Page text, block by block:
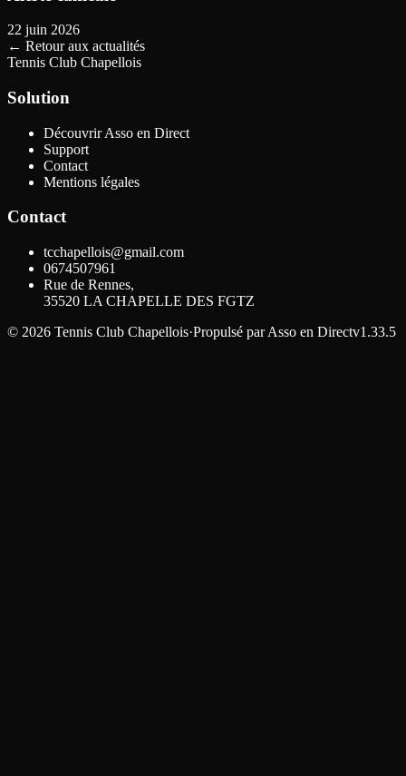
22 juin 2026
← Retour aux actualités
Tennis Club Chapellois
Solution
Découvrir Asso en Direct
Support
Contact
Mentions légales
Contact
tcchapellois@gmail.com
0674507961
Rue de Rennes,
35520 LA CHAPELLE DES FGTZ
© 2026 Tennis Club Chapellois·Propulsé par Asso en Directv1.33.5